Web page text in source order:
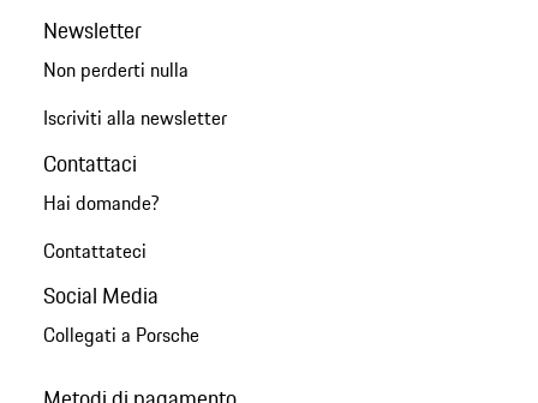
Newsletter
Non perderti nulla
Iscriviti alla newsletter
Contattaci
Hai domande?
Contattateci
Social Media
Collegati a Porsche